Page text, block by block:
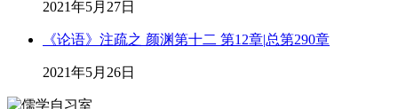
2021年5月27日
《论语》注疏之 颜渊第十二 第12章|总第290章
2021年5月26日